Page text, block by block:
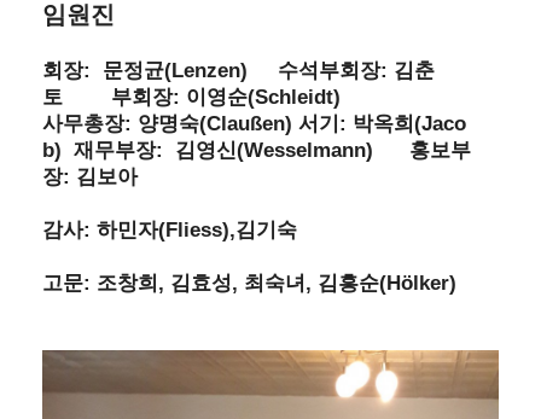
임원진
회장: 문정균(Lenzen) 수석부회장: 김춘
토
부회장: 이영순(Schleidt)
사무총장: 양명숙(Claußen) 서기 : 박옥희 (Jaco
b) 재무부장: 김영신(Wesselmann) 홍보부
장: 김보아
감사: 하민자(Fliess),김기숙
고문: 조창희 , 김효성, 최숙녀 , 김흥순(Hölker)